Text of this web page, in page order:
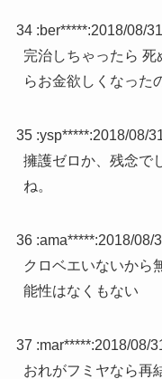
34 :ber*****:2018/08/
完治しちゃったら
らお金欲しくなった
35 :ysp*****:2018/08/
擁護ゼロか、残念で
ね。
36 :ama*****:2018/08/
クロベエいないから
能性はなくもない
37 :mar*****:2018/08/
おれがフミヤなら再